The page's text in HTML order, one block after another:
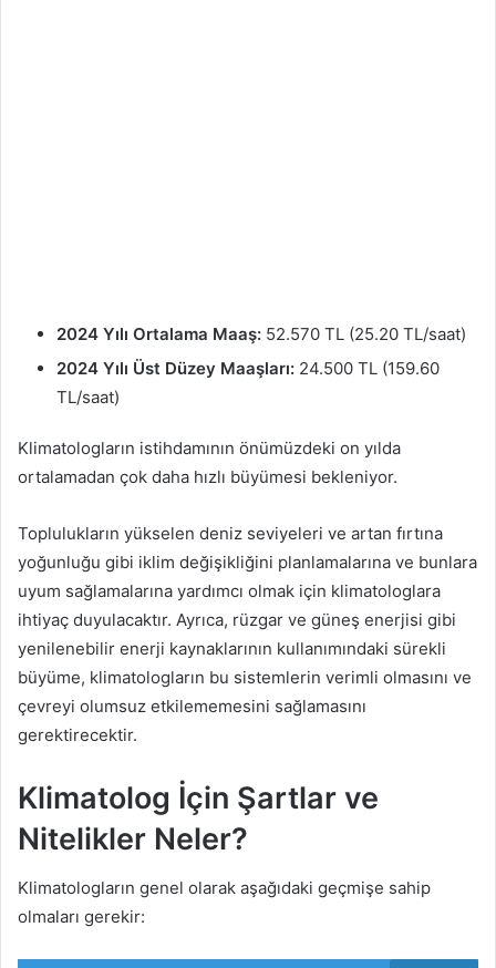
2024 Yılı Ortalama Maaş: 52.570 TL (25.20 TL/saat)
2024 Yılı Üst Düzey Maaşları: 24.500 TL (159.60
TL/saat)
Klimatologların istihdamının önümüzdeki on yılda
ortalamadan çok daha hızlı büyümesi bekleniyor.
Toplulukların yükselen deniz seviyeleri ve artan fırtına
yoğunluğu gibi iklim değişikliğini planlamalarına ve bunlara
uyum sağlamalarına yardımcı olmak için klimatologlara
ihtiyaç duyulacaktır. Ayrıca, rüzgar ve güneş enerjisi gibi
yenilenebilir enerji kaynaklarının kullanımındaki sürekli
büyüme, klimatologların bu sistemlerin verimli olmasını ve
çevreyi olumsuz etkilememesini sağlamasını
gerektirecektir.
Klimatolog İçin Şartlar ve
Nitelikler Neler?
Klimatologların genel olarak aşağıdaki geçmişe sahip
olmaları gerekir: